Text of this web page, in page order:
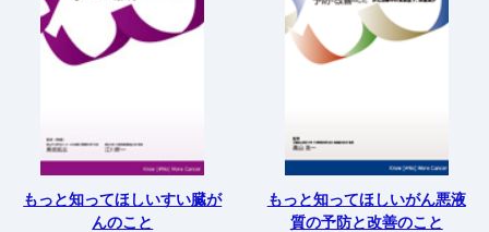
もっと知ってほしいすい臓が
んのこと
もっと知ってほしいがん悪液
質の予防と改善のこと